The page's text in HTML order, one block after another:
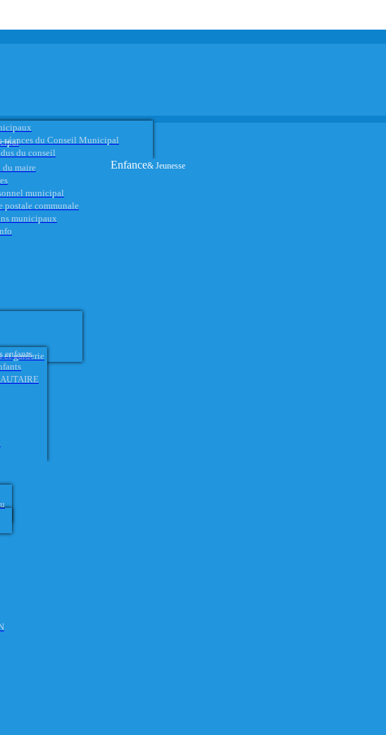
séances du Conseil Municipal
du conseil
du maire
municipal
postale communale
municipaux
Enfance& Jeunesse
et garderie
enfants